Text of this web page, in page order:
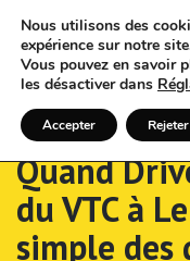
Quand
du VTC à
simple des
Nous utilisons des
expérience sur notre
Vous pouvez en savoir
les désactiver dans
Accepter Rejeter